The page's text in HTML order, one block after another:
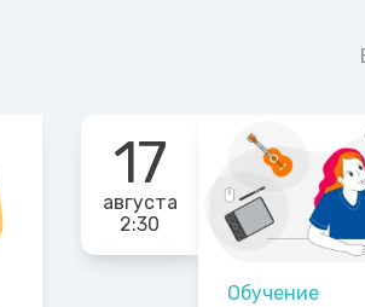
17
августа
2:30
Обучение